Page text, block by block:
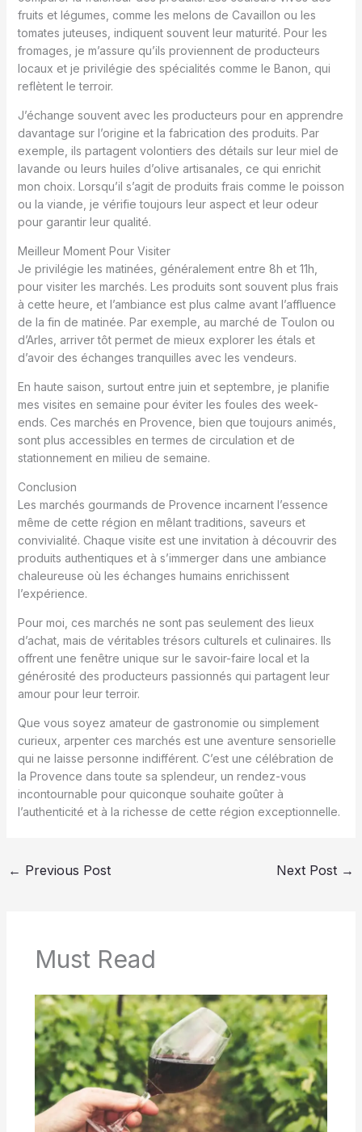
fruits et légumes, comme les melons de Cavaillon ou les
tomates juteuses, indiquent souvent leur maturité. Pour les
fromages, je m’assure qu’ils proviennent de producteurs
locaux et je privilégie des spécialités comme le Banon, qui
reflètent le terroir.
J’échange souvent avec les producteurs pour en apprendre
davantage sur l’origine et la fabrication des produits. Par
exemple, ils partagent volontiers des détails sur leur miel de
lavande ou leurs huiles d’olive artisanales, ce qui enrichit
mon choix. Lorsqu’il s’agit de produits frais comme le poisson
ou la viande, je vérifie toujours leur aspect et leur odeur
pour garantir leur qualité.
Meilleur Moment Pour Visiter
Je privilégie les matinées, généralement entre 8h et 11h,
pour visiter les marchés. Les produits sont souvent plus frais
à cette heure, et l’ambiance est plus calme avant l’affluence
de la fin de matinée. Par exemple, au marché de Toulon ou
d’Arles, arriver tôt permet de mieux explorer les étals et
d’avoir des échanges tranquilles avec les vendeurs.
En haute saison, surtout entre juin et septembre, je planifie
mes visites en semaine pour éviter les foules des week-
ends. Ces marchés en Provence, bien que toujours animés,
sont plus accessibles en termes de circulation et de
stationnement en milieu de semaine.
Conclusion
Les marchés gourmands de Provence incarnent l’essence
même de cette région en mêlant traditions, saveurs et
convivialité. Chaque visite est une invitation à découvrir des
produits authentiques et à s’immerger dans une ambiance
chaleureuse où les échanges humains enrichissent
l’expérience.
Pour moi, ces marchés ne sont pas seulement des lieux
d’achat, mais de véritables trésors culturels et culinaires. Ils
offrent une fenêtre unique sur le savoir-faire local et la
générosité des producteurs passionnés qui partagent leur
amour pour leur terroir.
Que vous soyez amateur de gastronomie ou simplement
curieux, arpenter ces marchés est une aventure sensorielle
qui ne laisse personne indifférent. C’est une célébration de
la Provence dans toute sa splendeur, un rendez-vous
incontournable pour quiconque souhaite goûter à
l’authenticité et à la richesse de cette région exceptionnelle.
← Previous Post Next Post →
Must Read